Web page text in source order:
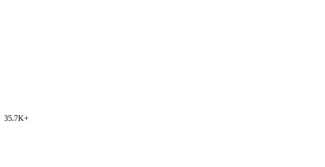
35.7K+